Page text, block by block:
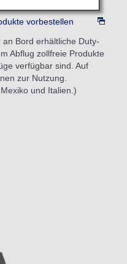
vorbestellen
Bord erhältliche Duty-
Abflug zollfreie Produkte
verfügbar sind. Auf
zur Nutzung.
und Italien.)